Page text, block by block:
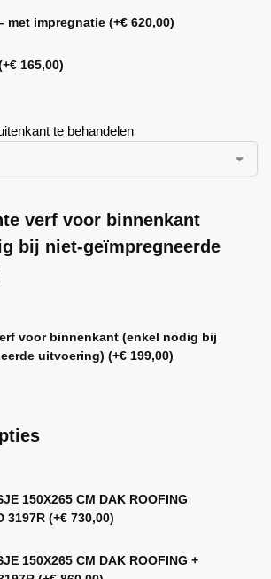
met impregnatie(+€ 620,00)
€ 165,00)
te behandelen
verf voor binnenkant
bij niet-geïmpregneerde
voor binnenkant (enkel nodig bij
uitvoering)(+€ 199,00)
150X265 CM DAK ROOFING
3197R(+€ 730,00)
150X265 CM DAK ROOFING +